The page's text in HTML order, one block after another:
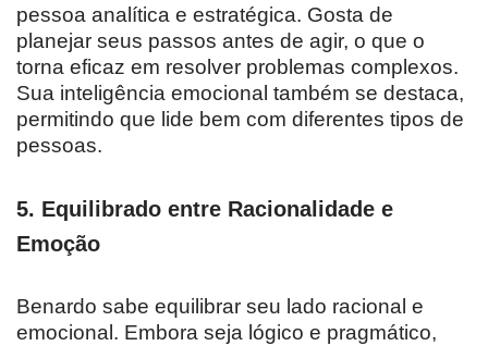
pessoa analítica e estratégica. Gosta de
planejar seus passos antes de agir, o que o
torna eficaz em resolver problemas complexos.
Sua inteligência emocional também se destaca,
permitindo que lide bem com diferentes tipos de
pessoas.
5. Equilibrado entre Racionalidade e
Emoção
Benardo sabe equilibrar seu lado racional e
emocional. Embora seja lógico e pragmático,